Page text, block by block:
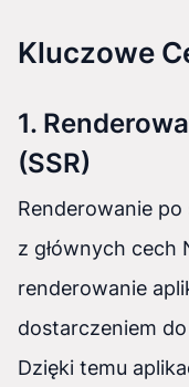
Kluczowe
1.
(SSR)
Renderowanie po
z głównych cech
renderowanie
dostarczeniem
Dzięki temu